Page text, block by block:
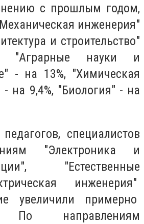
с прошлым годом,
инженерия"
и строительство"
науки и
- на 13%, "Химическая
на 9,4%, "Биология" - на
специалистов
"Электроника и
"Естественные
инженерия"
увеличили примерно
направлениям